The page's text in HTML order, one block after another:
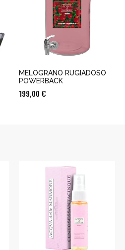
MELOGRANO RUGIADOSO
POWERBACK
199,00 €